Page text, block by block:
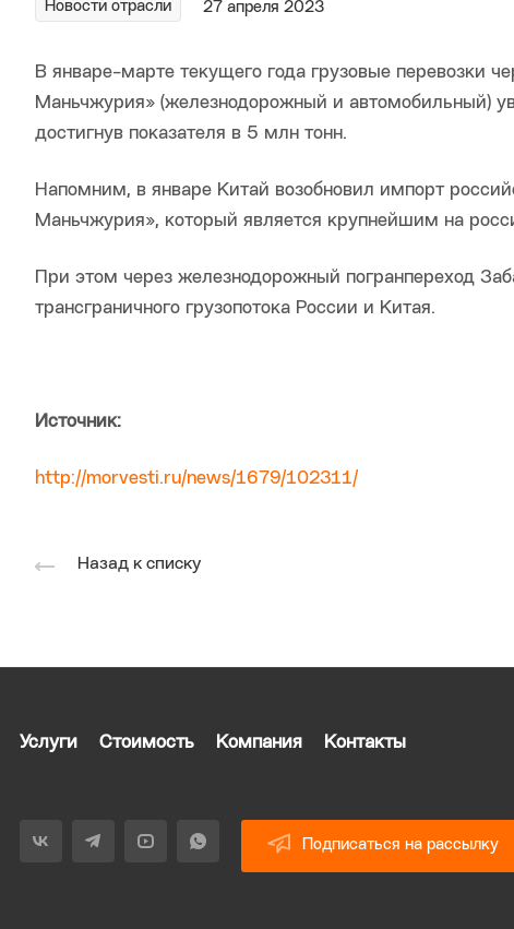
Новости отрасли 27 апреля 2023
В январе-марте текущего года грузовые перевозки
Маньчжурия» (железнодорожный и автомобильный)
достигнув показателя в 5 млн тонн.
Напомним, в январе Китай возобновил импорт
Маньчжурия», который является крупнейшим на
При этом через железнодорожный погранпереход
трансграничного грузопотока России и Китая.
Источник:
http://morvesti.ru/news/1679/102311/
Назад к списку
Услуги Стоимость Компания Контакты
Подписаться на рассылку